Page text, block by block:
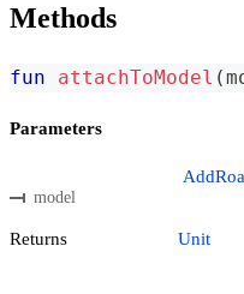
Methods
fun attachToModel (
Parameters
model
Returns Unit